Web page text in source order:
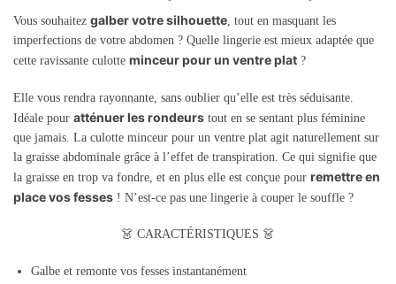
Vous souhaitez galber votre silhouette, tout en masquant les
imperfections de votre abdomen ? Quelle lingerie est mieux adaptée que
cette ravissante culotte minceur pour un ventre plat ?
Elle vous rendra rayonnante, sans oublier qu’elle est très séduisante.
Idéale pour atténuer les rondeurs tout en se sentant plus féminine
que jamais. La culotte minceur pour un ventre plat agit naturellement sur
la graisse abdominale grâce à l’effet de transpiration. Ce qui signifie que
la graisse en trop va fondre, et en plus elle est conçue pour remettre en
place vos fesses ! N’est-ce pas une lingerie à couper le souffle ?
👗 CARACTÉRISTIQUES 👗
Galbe et remonte vos fesses instantanément